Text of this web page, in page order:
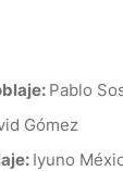
Pablo
Gómez
Iyuno